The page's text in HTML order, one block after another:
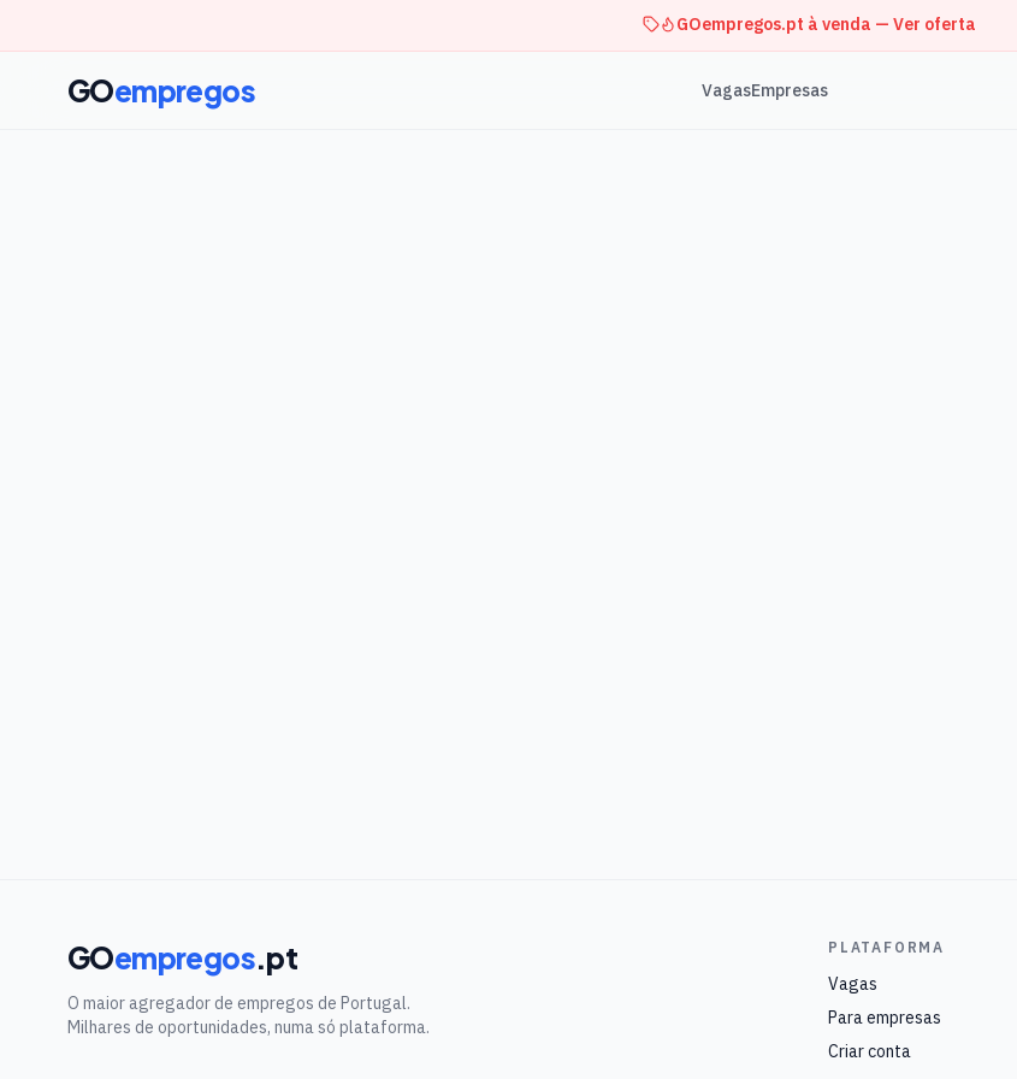
GOempregos.pt à venda — Ver oferta
GOempregos VagasEmpresas
GOempregos.pt
O maior agregador de empregos de Portugal.
Milhares de oportunidades, numa só plataforma.
PLATAFORMA
Vagas
Para empresas
Criar conta